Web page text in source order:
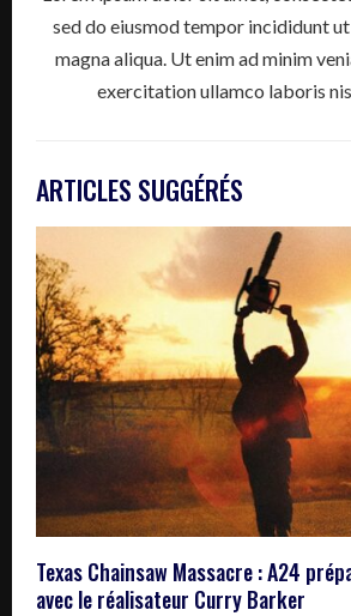
sed do eiusmod tempor incididunt
magna aliqua. Ut enim ad minim
exercitation ullamco laboris
ARTICLES SUGGÉRÉS
Texas Chainsaw Massacre : A24
avec le réalisateur Curry Barker